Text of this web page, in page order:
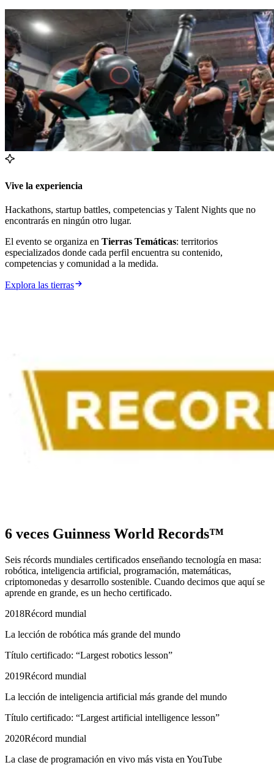
Vive la experiencia
Hackathons, startup battles, competencias y Talent Nights que no
encontrarás en ningún otro lugar.
El evento se organiza en Tierras Temáticas: territorios
especializados donde cada perfil encuentra su contenido,
competencias y comunidad a la medida.
Explora las tierras
6 veces Guinness World Records™
Seis récords mundiales certificados enseñando tecnología en masa:
robótica, inteligencia artificial, programación, matemáticas,
criptomonedas y desarrollo sostenible. Cuando decimos que aquí se
aprende en grande, es un hecho certificado.
2018Récord mundial
La lección de robótica más grande del mundo
Título certificado: “Largest robotics lesson”
2019Récord mundial
La lección de inteligencia artificial más grande del mundo
Título certificado: “Largest artificial intelligence lesson”
2020Récord mundial
La clase de programación en vivo más vista en YouTube